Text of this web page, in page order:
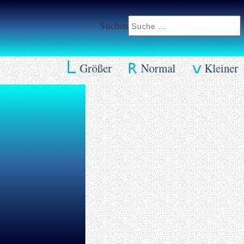
Suchen
Größer Normal Kleiner